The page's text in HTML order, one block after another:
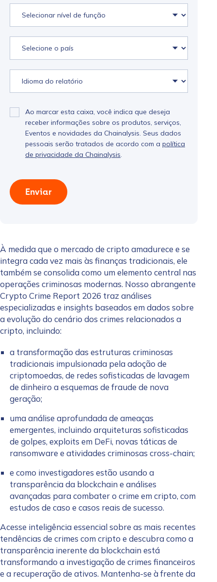
À medida que o mercado de cripto amadurece e se
integra cada vez mais às finanças tradicionais, ele
também se consolida como um elemento central nas
operações criminosas modernas. Nosso abrangente
Crypto Crime Report 2026 traz análises
especializadas e insights baseados em dados sobre
a evolução do cenário dos crimes relacionados a
cripto, incluindo:
a transformação das estruturas criminosas
tradicionais impulsionada pela adoção de
criptomoedas, de redes sofisticadas de lavagem
de dinheiro a esquemas de fraude de nova
geração;
uma análise aprofundada de ameaças
emergentes, incluindo arquiteturas sofisticadas
de golpes, exploits em DeFi, novas táticas de
ransomware e atividades criminosas cross-chain;
e como investigadores estão usando a
transparência da blockchain e análises
avançadas para combater o crime em cripto, com
estudos de caso e casos reais de sucesso.
Acesse inteligência essencial sobre as mais recentes
tendências de crimes com cripto e descubra como a
transparência inerente da blockchain está
transformando a investigação de crimes financeiros
e a recuperação de ativos. Mantenha-se à frente da
Ao marcar esta caixa, você indica que deseja
receber informações sobre os produtos, serviços,
Eventos e novidades da Chainalysis. Seus dados
pessoais serão tratados de acordo com a política
de privacidade da Chainalysis.
Enviar